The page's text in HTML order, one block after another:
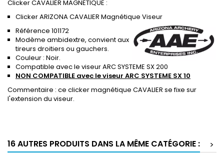
Clicker CAVALIER MAGNETIQUE :
Clicker ARIZONA CAVALIER Magnétique Viseur
Référence 101172
Modème ambidextre, convient aux
tireurs droitiers ou gauchers.
Couleur : Noir.
Compatible avec le viseur ARC SYSTEME SX 200
NON COMPATIBLE avec le viseur ARC SYSTEME SX 10
Commentaire : ce clicker magnétique CAVALIER se fixe sur
l'extension du viseur.
16 AUTRES PRODUITS DANS LA MÊME CATÉGORIE :
>